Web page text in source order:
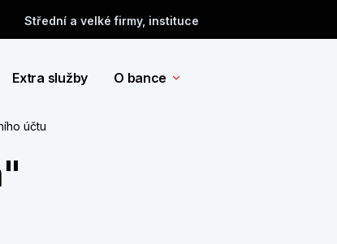
Střední a velké firmy, instituce
Extra služby O bance
účtu